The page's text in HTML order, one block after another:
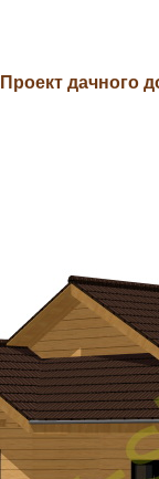
Проект дачного